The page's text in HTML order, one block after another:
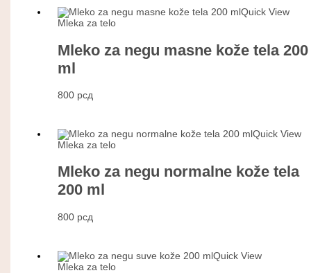
Quick View
Mleka za telo
Mleko za negu masne kože tela 200
ml
800 рсд
Quick View
Mleka za telo
Mleko za negu normalne kože tela
200 ml
800 рсд
Quick View
Mleka za telo